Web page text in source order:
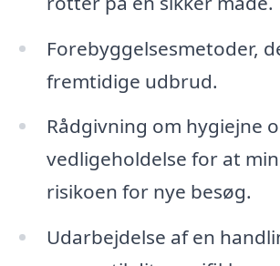
Forebyggelsesmetoder,
fremtidige udbrud.
Rådgivning om hygiejne
vedligeholdelse for at
risikoen for nye besøg.
Udarbejdelse af en